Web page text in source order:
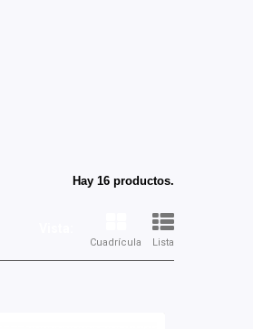
Hay 16 productos.
Cuadrícula Lista